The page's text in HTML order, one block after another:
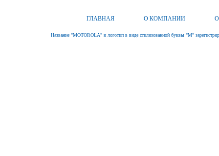
ГЛАВНАЯ О КОМПАНИИ
Название "MOTOROLA" и логотип в виде стилизованной буквы "M"